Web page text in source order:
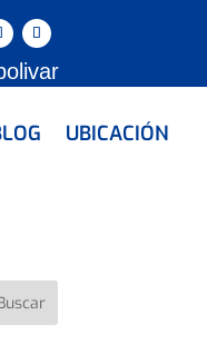
UBICACIÓN